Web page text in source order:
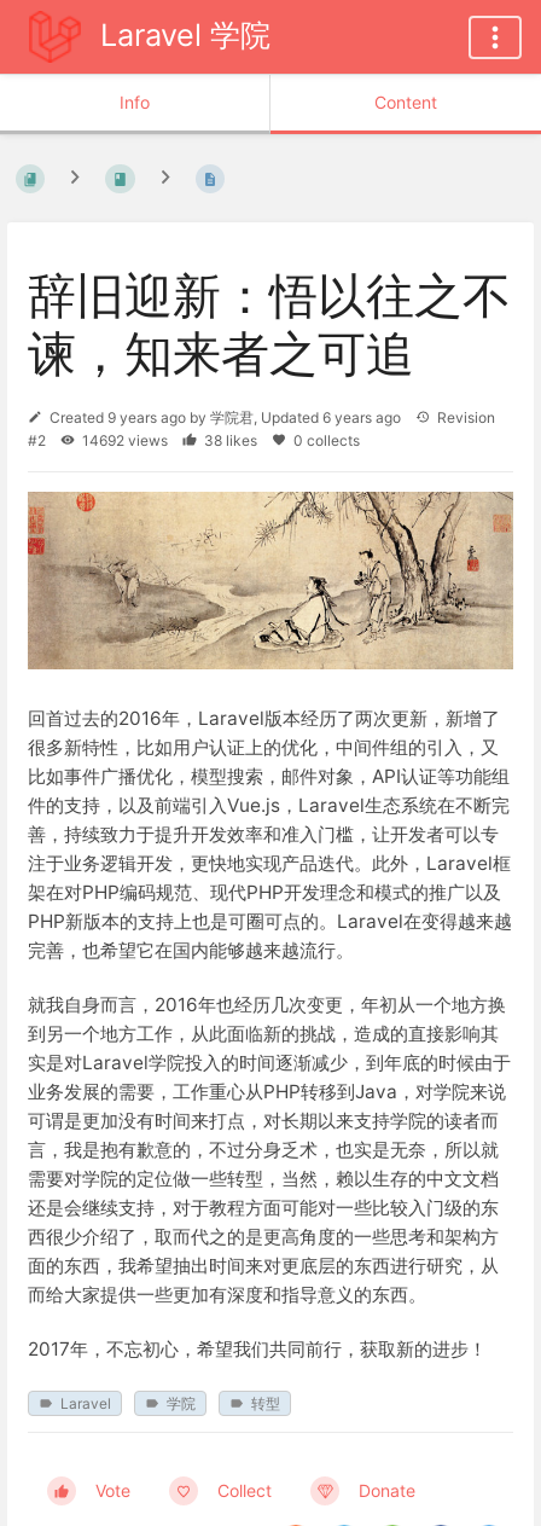
Laravel 学院
Info Content
辞旧迎新：悟以往之不
谏，知来者之可追
Created 9 years ago by 学院君, Updated 6 years ago
Revision
#2
14692 views 38 likes 0 collects
回首过去的2016年，Laravel版本经历了两次更新，新增了
很多新特性，比如用户认证上的优化，中间件组的引入，又
比如事件广播优化，模型搜索，邮件对象，API认证等功能组
件的支持，以及前端引入Vue.js，Laravel生态系统在不断完
善，持续致力于提升开发效率和准入门槛，让开发者可以专
注于业务逻辑开发，更快地实现产品迭代。此外，Laravel框
架在对PHP编码规范、现代PHP开发理念和模式的推广以及
PHP新版本的支持上也是可圈可点的。Laravel在变得越来越
完善，也希望它在国内能够越来越流行。
就我自身而言，2016年也经历几次变更，年初从一个地方换
到另一个地方工作，从此面临新的挑战，造成的直接影响其
实是对Laravel学院投入的时间逐渐减少，到年底的时候由于
业务发展的需要，工作重心从PHP转移到Java，对学院来说
可谓是更加没有时间来打点，对长期以来支持学院的读者而
言，我是抱有歉意的，不过分身乏术，也实是无奈，所以就
需要对学院的定位做一些转型，当然，赖以生存的中文文档
还是会继续支持，对于教程方面可能对一些比较入门级的东
西很少介绍了，取而代之的是更高角度的一些思考和架构方
面的东西，我希望抽出时间来对更底层的东西进行研究，从
而给大家提供一些更加有深度和指导意义的东西。
2017年，不忘初心，希望我们共同前行，获取新的进步！
Laravel 学院 转型
Vote Collect Donate